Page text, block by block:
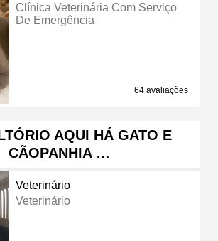
Clínica Veterinária Com Serviço
De Emergência
64 avaliações
AQUI HÁ GATO E
CÃOPANHIA …
Veterinário
Veterinário